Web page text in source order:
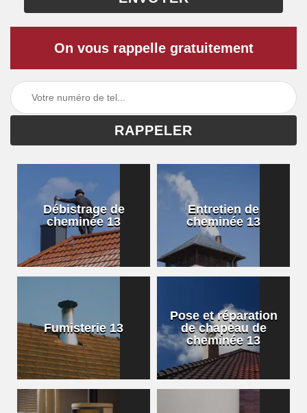
On vous rappelle gratuitement
Débistrage de
cheminée 13
Entretien de
cheminée 13
Fumisterie 13
Pose et réparation
de chapeau de
cheminée 13